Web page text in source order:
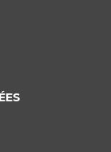
soins